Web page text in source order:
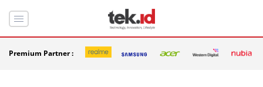
Premium Partner :